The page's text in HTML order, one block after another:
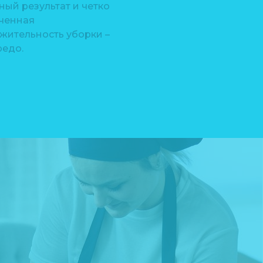
результат и четко
уборки –